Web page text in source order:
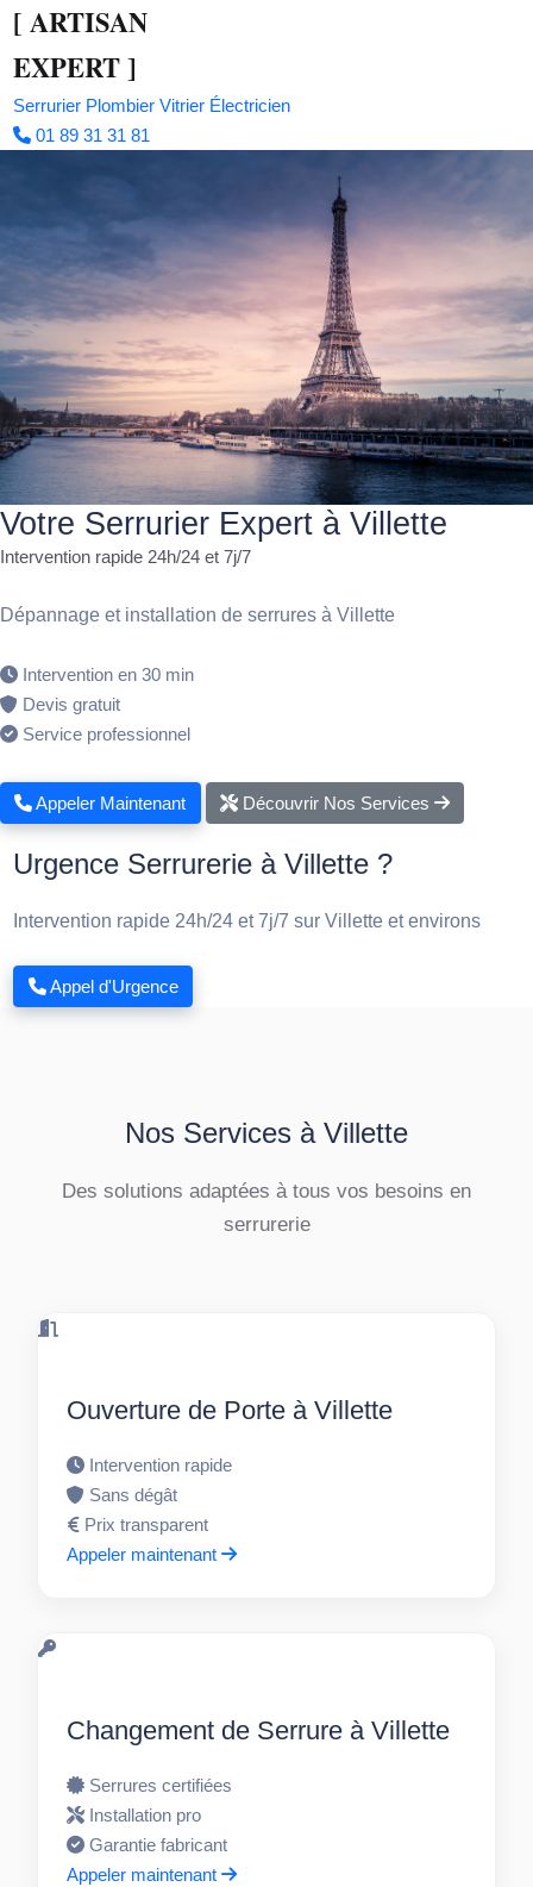
[ ARTISAN
EXPERT]
Serrurier Plombier Vitrier Électricien
01 89 31 31 81
Votre Serrurier Expert à Villette
Intervention rapide 24h/24 et 7j/7
Dépannage et installation de serrures à Villette
Intervention en 30 min
Devis gratuit
Service professionnel
Appeler Maintenant Découvrir Nos Services
Urgence Serrurerie à Villette ?
Intervention rapide 24h/24 et 7j/7 sur Villette et environs
Appel d'Urgence
Nos Services à Villette
Des solutions adaptées à tous vos besoins en
serrurerie
Ouverture de Porte à Villette
Intervention rapide
Sans dégât
Prix transparent
Appeler maintenant
Changement de Serrure à Villette
Serrures certifiées
Installation pro
Garantie fabricant
Appeler maintenant